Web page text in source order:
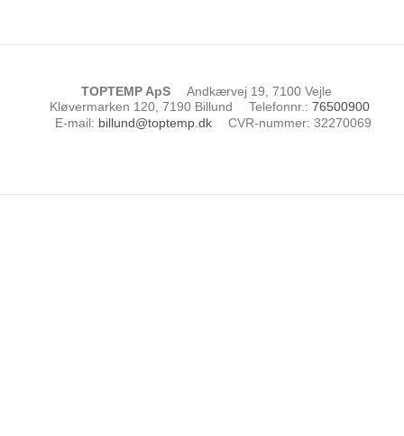
TOPTEMP ApS
Andkærvej 19, 7100 Vejle
Kløvermarken 120, 7190 Billund
Telefonnr.: 76500900
E-mail: billund@toptemp.dk CVR-nummer: 32270069